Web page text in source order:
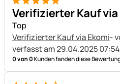
5 von 5
Verifizierter Kauf via
Top
Verifizierter Kauf via Ekomi-
verfasst am 29.04.2025
0 von 0Kunden fanden diese